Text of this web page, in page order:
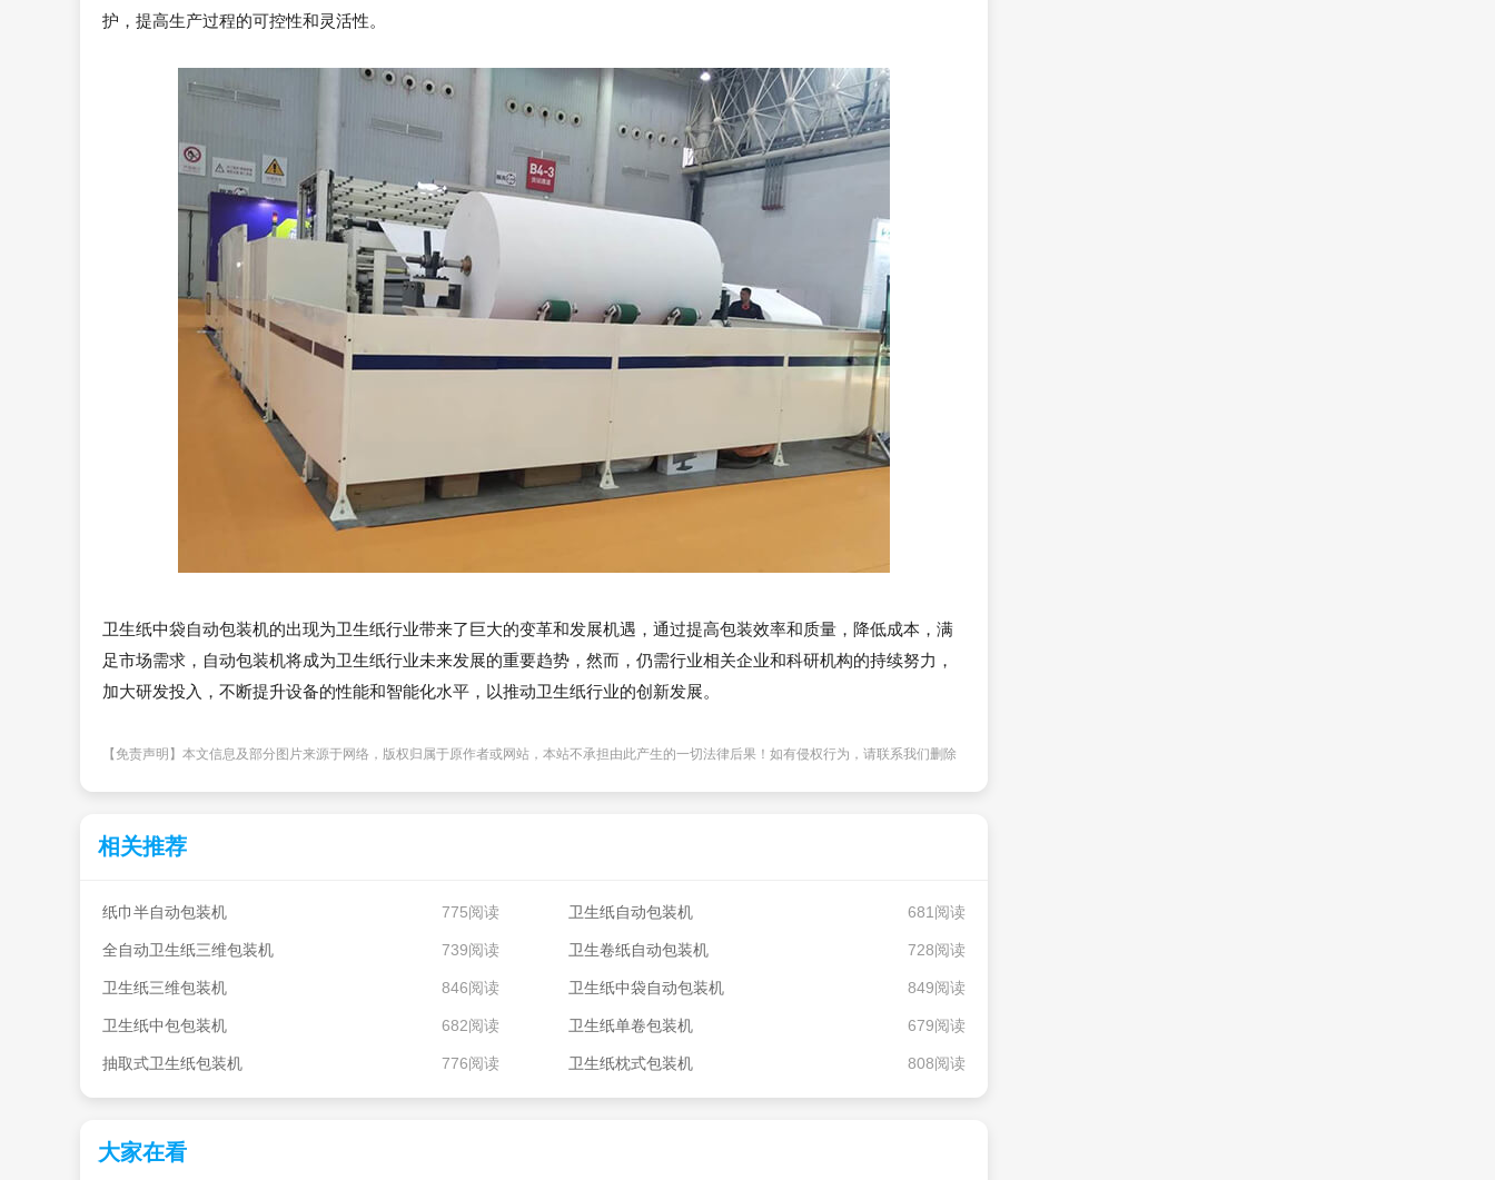
护，提高生产过程的可控性和灵活性。
卫生纸中袋自动包装机的出现为卫生纸行业带来了巨大的变革和发展机遇，通过提高包装效率和质量，降低成本，满
足市场需求，自动包装机将成为卫生纸行业未来发展的重要趋势，然而，仍需行业相关企业和科研机构的持续努力，
加大研发投入，不断提升设备的性能和智能化水平，以推动卫生纸行业的创新发展。
【免责声明】本文信息及部分图片来源于网络，版权归属于原作者或网站，本站不承担由此产生的一切法律后果！如有侵权行为，请联系我们删除
相关推荐
纸巾半自动包装机 775阅读 卫生纸自动包装机 681阅读
全自动卫生纸三维包装机 739阅读 卫生卷纸自动包装机 728阅读
卫生纸三维包装机 846阅读 卫生纸中袋自动包装机 849阅读
卫生纸中包包装机 682阅读 卫生纸单卷包装机 679阅读
抽取式卫生纸包装机 776阅读 卫生纸枕式包装机 808阅读
大家在看